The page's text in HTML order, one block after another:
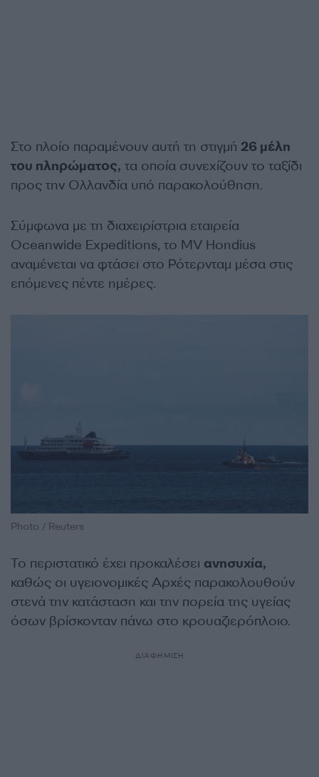
Στο πλοίο παραμένουν αυτή τη στιγμή 26 μέλη
του πληρώματος, τα οποία συνεχίζουν το ταξίδι
προς την Ολλανδία υπό παρακολούθηση.
Σύμφωνα με τη διαχειρίστρια εταιρεία
Oceanwide Expeditions, το MV Hondius
αναμένεται να φτάσει στο Ρότερνταμ μέσα στις
επόμενες πέντε ημέρες.
Photo / Reuters
Το περιστατικό έχει προκαλέσει ανησυχία,
καθώς οι υγειονομικές Αρχές παρακολουθούν
στενά την κατάσταση και την πορεία της υγείας
όσων βρίσκονταν πάνω στο κρουαζιερόπλοιο.
ΔΙΑΦΗΜΙΣΗ